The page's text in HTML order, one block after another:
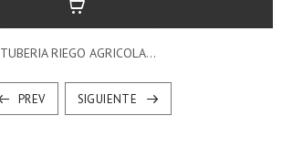
TUBERIA RIEGO AGRICOLA...
PREV SIGUIENTE